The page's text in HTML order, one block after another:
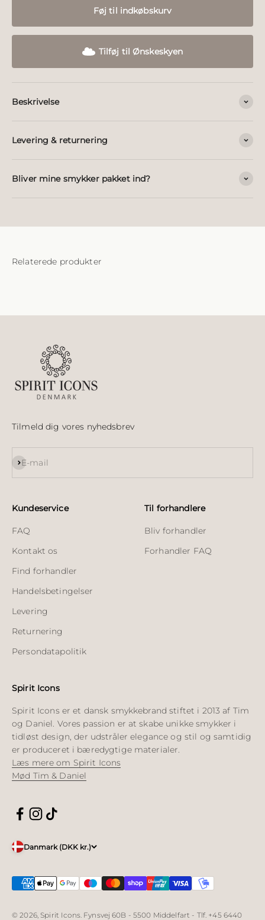
Føj til indkøbskurv
Tilføj til Ønskeskyen
Beskrivelse
Levering & returnering
Bliver mine smykker pakket ind?
Tilmeld dig vores nyhedsbrev
E-mail
Abonnér
Kundeservice
FAQ
Kontakt os
Find forhandler
Handelsbetingelser
Levering
Returnering
Persondatapolitik
Til forhandlere
Bliv forhandler
Forhandler FAQ
Spirit Icons
Spirit Icons er et dansk smykkebrand stiftet i 2013 af Tim
og Daniel. Vores passion er at skabe unikke smykker i
tidløst design, der udstråler elegance og stil og samtidig
er produceret i bæredygtige materialer.
Læs mere om Spirit Icons
Mød Tim & Daniel
Danmark (DKK kr.)
© 2026, Spirit Icons. Fynsvej 60B - 5500 Middelfart - Tlf. +45 6440